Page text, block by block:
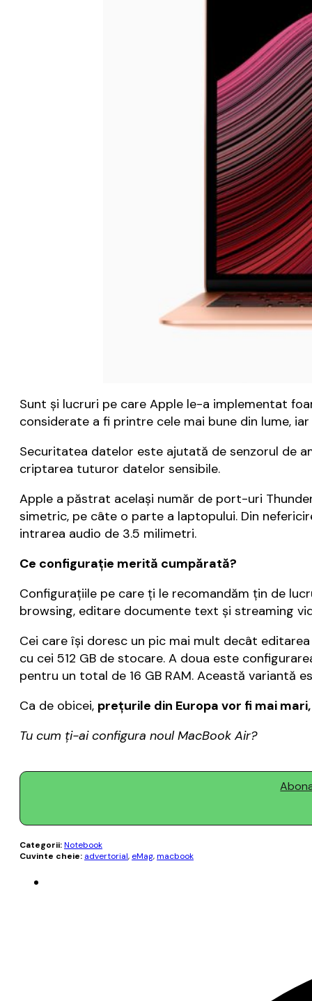
Sunt și lucruri pe care Apple le-a implementat
considerate a fi printre cele mai bune din lume,
Securitatea datelor este ajutată de senzorul de
criptarea tuturor datelor sensibile.
Apple a păstrat același număr de port-uri
simetric, pe câte o parte a laptopului. Din
intrarea audio de 3.5 milimetri.
Ce configurație merită cumpărată?
Configurațiile pe care ți le recomandăm țin de
browsing, editare documente text și streaming
Cei care își doresc un pic mai mult decât
cu cei 512 GB de stocare. A doua este
pentru un total de 16 GB RAM. Această
Ca de obicei, prețurile din Europa vor fi mai
Tu cum ți-ai configura noul MacBook Air?
Categorii:Notebook
Cuvinte cheie: advertorial, eMag,macbook